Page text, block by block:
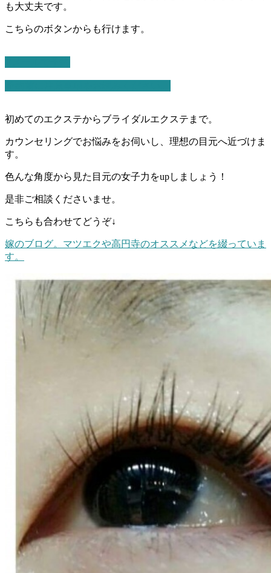
も大丈夫です。
こちらのボタンからも行けます。
初めてのエクステからブライダルエクステまで。
カウンセリングでお悩みをお伺いし、理想の目元へ近づけま
す。
色んな角度から見た目元の女子力をupしましょう！
是非ご相談くださいませ。
こちらも合わせてどうぞ↓
嫁のブログ。マツエクや高円寺のオススメなどを綴っていま
す。